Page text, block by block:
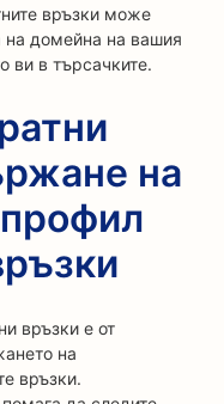
връзки може
на домейна на вашия
ви в търсачките.
на
връзки е от
на
връзки.